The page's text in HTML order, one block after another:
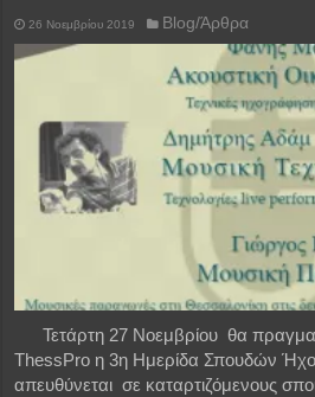
26 Νοεμβρίου 2019 Blog/Άρθρα
Τετάρτη 27 Νοεμβρίου θα
ThessPro η 3η Ημερίδα Σπουδών
απευθύνεται σε καταρτιζόμενους